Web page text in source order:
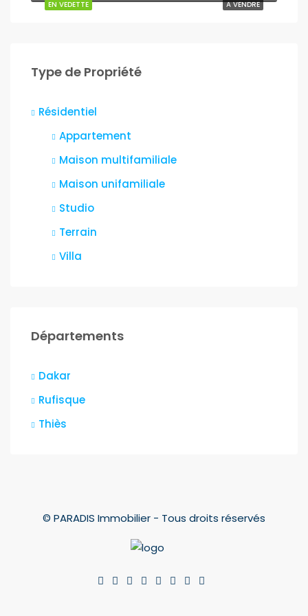
A VENDRE
EN VEDETTE
Type de Propriété
Résidentiel
Appartement
Maison multifamiliale
Maison unifamiliale
Studio
Terrain
Villa
Départements
Dakar
Rufisque
Thiès
© PARADIS Immobilier - Tous droits réservés